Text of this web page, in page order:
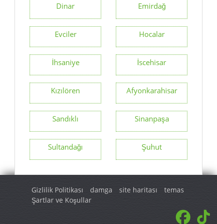
Dinar Emirdağ
Evciler Hocalar
İhsaniye İscehisar
Kızılören Afyonkarahisar
Sandıklı Sinanpaşa
Sultandağı Şuhut
Gizlilik Politikası damga site haritası
temas
Şartlar ve Koşullar